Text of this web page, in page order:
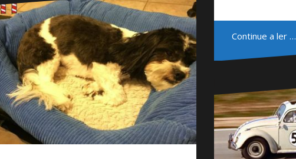
Continue a ler …